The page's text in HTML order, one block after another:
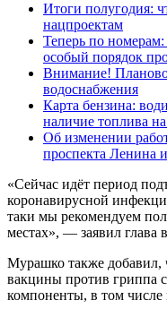
Итоги полугодия:
нацпроектам
Теперь по
особый порядок
Внимание!
водоснабжения
Карта бензина:
наличие топлива
Об изменении
проспекта Ленина
«Сейчас идёт период
коронавирусной
таки мы рекомендуем
местах», — заявил глава
Мурашко также добавил,
вакцины против гриппа
компоненты, в том числе